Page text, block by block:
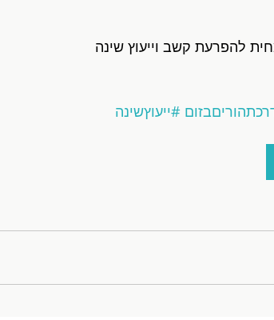
להפרעת קשב וייעוץ שינה
#ייעוץשינה